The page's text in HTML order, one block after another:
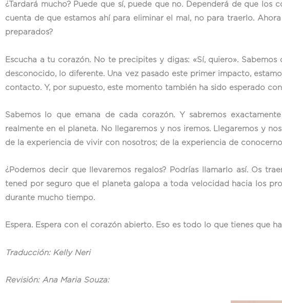
¿Tardará mucho? Puede que sí, puede que no. Dependerá de que
cuenta de que estamos ahí para eliminar el mal, no para traerlo.
preparados?
Escucha a tu corazón. No te precipites y digas: «Sí, quiero».
desconocido, lo diferente. Una vez pasado este primer impacto,
contacto. Y, por supuesto, este momento también ha sido esperado
Sabemos lo que emana de cada corazón. Y sabremos
realmente en el planeta. No llegaremos y nos iremos. Llegaremos y
de la experiencia de vivir con nosotros; de la experiencia de
¿Podemos decir que llevaremos regalos? Podrías llamarlo así. Os
tened por seguro que el planeta galopa a toda velocidad hacia los
durante mucho tiempo.
Espera. Espera con el corazón abierto. Eso es todo lo que tienes que
Traducción: Kelly Neri
Revisión: Ana Maria Souza: